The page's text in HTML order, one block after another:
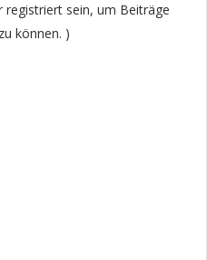
sein, um Beiträge
können. )